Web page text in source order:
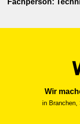
Fachperson:
Wir
in Branchen,